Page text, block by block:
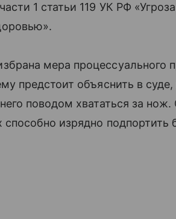
1 статьи 119 УК РФ
мера процессуального
предстоит объяснить в
поводом хвататься за
изрядно подпортить